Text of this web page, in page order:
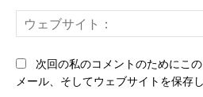
次回の私のコメントのためにこ
メール、そしてウェブサイトを保存